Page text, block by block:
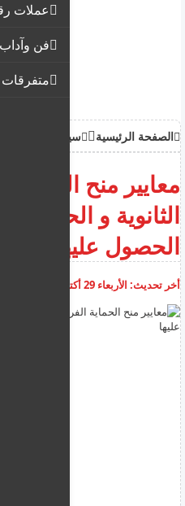
عملات
فن وآداب
متفرقات
الصفحة الرئيسية سياحة وهجرة
معايير منح الحماية
الثانوية و الحقوق
الحصول عليها
أخر تحديث: الأربعاء 29 أكتوبر 2025